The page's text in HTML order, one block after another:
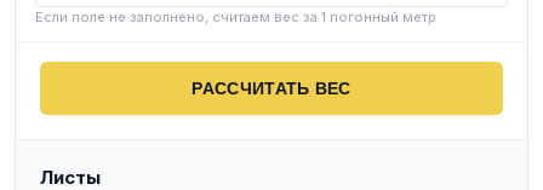
Если поле не заполнено, считаем вес за 1 погонный метр
РАССЧИТАТЬ ВЕС
Листы